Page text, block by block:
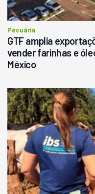
Pecuária
GTF amplia
vender farinhas e
México